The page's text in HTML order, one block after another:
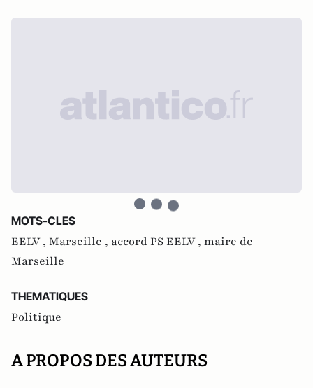
MOTS-CLES
EELV , Marseille , accord PS EELV , maire de
Marseille
THEMATIQUES
Politique
A PROPOS DES AUTEURS